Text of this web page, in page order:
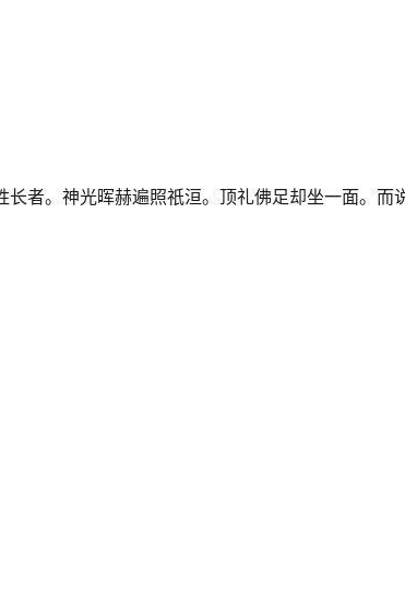
者。神光晖赫遍照祇洹。顶礼佛足却坐一面。而